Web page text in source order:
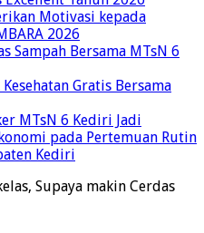
Motivasi kepada
2026
Sampah Bersama MTsN 6
Gratis Bersama
MTsN 6 Kediri Jadi
pada Pertemuan Rutin
Kediri
Supaya makin Cerdas